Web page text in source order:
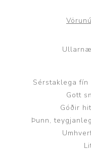
Sérstaklega fín
Gott
Góðir
Þunn,